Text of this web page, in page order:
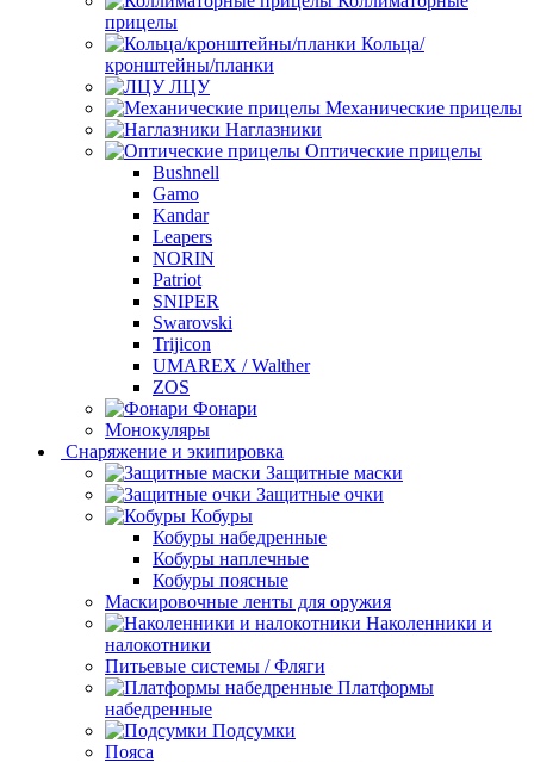
прицелы
Кольца/
кронштейны/планки
ЛЦУ
Механические прицелы
Наглазники
Оптические прицелы
Bushnell
Gamo
Kandar
Leapers
NORIN
Patriot
SNIPER
Swarovski
Trijicon
UMAREX / Walther
ZOS
Фонари
Монокуляры
Снаряжение и экипировка
Защитные маски
Защитные очки
Кобуры
Кобуры набедренные
Кобуры наплечные
Кобуры поясные
Маскировочные ленты для оружия
Наколенники и
налокотники
Питьевые системы / Фляги
Платформы
набедренные
Подсумки
Пояса